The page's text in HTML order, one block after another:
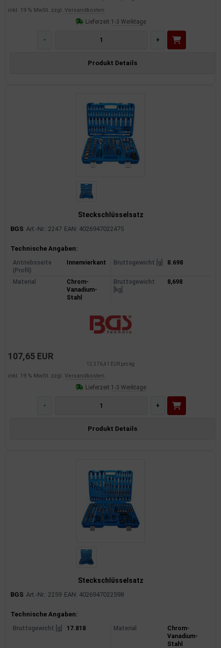
inkl. 19 % MwSt. zzgl. Versandkosten
Lieferzeit:1-3 Werktage
- +
Produkt Details
Steckschlüsselsatz
BGS Art.-Nr.: 2247 EAN: 4026947022475
Produktinformationen
Technische Angaben:
Antriebsseite
(Profil)
Innenvierkant Bruttogewicht [g] 8.698
Material
Chrom-
Vanadium-
Stahl
Bruttogewicht
[kg]
8,698
107,65 EUR
12.376,41 EUR pro kg
inkl. 19 % MwSt. zzgl. Versandkosten
Lieferzeit:1-3 Werktage
- +
Produkt Details
Steckschlüsselsatz
BGS Art.-Nr.: 2259 EAN: 4026947022598
Produktinformationen
Technische Angaben:
Bruttogewicht [g] 17.818 Material
Chrom-
Vanadium-
Stahl